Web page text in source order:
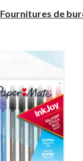
Fournitures de